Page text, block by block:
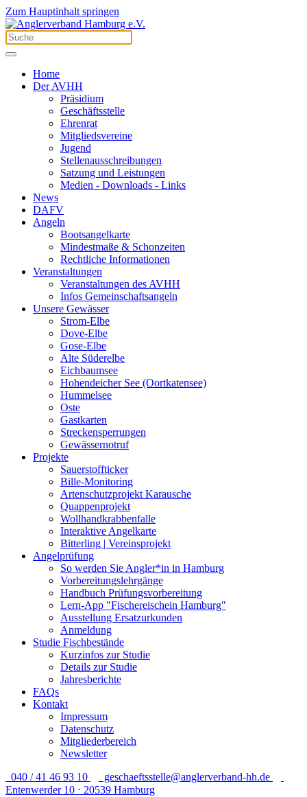
Zum Hauptinhalt springen
Home
Der AVHH
Präsidium
Geschäftsstelle
Ehrenrat
Mitgliedsvereine
Jugend
Stellenausschreibungen
Satzung und Leistungen
Medien - Downloads - Links
News
DAFV
Angeln
Bootsangelkarte
Mindestmaße & Schonzeiten
Rechtliche Informationen
Veranstaltungen
Veranstaltungen des AVHH
Infos Gemeinschaftsangeln
Unsere Gewässer
Strom-Elbe
Dove-Elbe
Gose-Elbe
Alte Süderelbe
Eichbaumsee
Hohendeicher See (Oortkatensee)
Hummelsee
Oste
Gastkarten
Streckensperrungen
Gewässernotruf
Projekte
Sauerstoffticker
Bille-Monitoring
Artenschutzprojekt Karausche
Quappenprojekt
Wollhandkrabbenfalle
Interaktive Angelkarte
Bitterling | Vereinsprojekt
Angelprüfung
So werden Sie Angler*in in Hamburg
Vorbereitungslehrgänge
Handbuch Prüfungsvorbereitung
Lern-App "Fischereischein Hamburg"
Ausstellung Ersatzurkunden
Anmeldung
Studie Fischbestände
Kurzinfos zur Studie
Details zur Studie
Jahresberichte
FAQs
Kontakt
Impressum
Datenschutz
Mitgliederbereich
Newsletter
040 / 41 46 93 10
geschaeftsstelle@anglerverband-hh.de
Entenwerder 10 ⋅ 20539 Hamburg